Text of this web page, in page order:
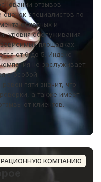
отзывов
оценок специалистов по
основных и
уровня обслуживания
площадках.
от 0 до 5. Индекс
не заслуживает
с особой
пяти значит, что
а также имеет
от клиентов.
КОМПАНИЮ